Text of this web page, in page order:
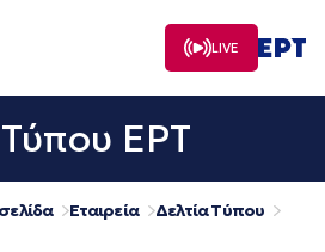
LIVE
ΕΡΤ
Εταιρεία
Δελτία Τύπου